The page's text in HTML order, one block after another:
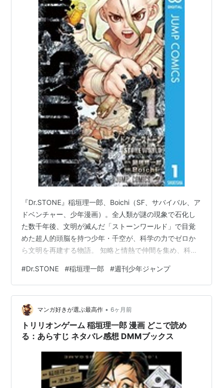
『Dr.STONE』稲垣理一郎、Boichi（SF、サバイバル、ア
ドベンチャー、少年漫画）。全人類が謎の現象で石化し
た数千年後、文明が滅んだ「ストーンワールド」で目覚
めた超人的頭脳を持つ少年・千空が、科学の力でゼロか
ら文明を再建する物語。 知略と情熱で仲間を集め、科学
#Dr.STONE #稲垣理一郎 #週刊少年ジャンプ
マンガ好きが選ぶ最高作 • 6ヶ月前
トリリオンゲーム 稲垣理一郎 漫画 どこで読め
る：あらすじ ネタバレ感想 DMMブックス